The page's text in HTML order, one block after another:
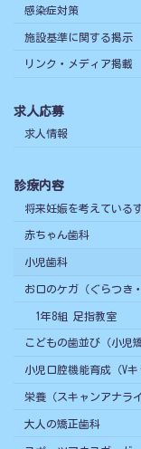
感染症対策
施設基準に関する掲示
リンク・メディア掲載
求人応募
求人情報
診療内容
将来妊娠を考えている
赤ちゃん歯科
小児歯科
お口のケガ（ぐらつき
1年8組 足指教室
こどもの歯並び（小児
小児口腔機能育成（Vキ
栄養（スキャンアナラ
大人の矯正歯科